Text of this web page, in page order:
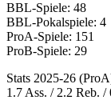
BBL-Spiele: 48
BBL-Pokalspiele: 4
ProA-Spiele: 151
ProB-Spiele: 29
Stats 2025-26
1.7 Ass. / 2.2 Reb. /